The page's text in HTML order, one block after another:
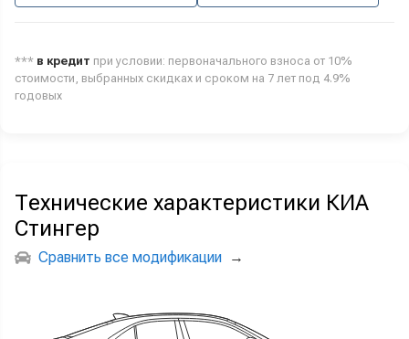
*** в кредит при условии: первоначального взноса от 10%
стоимости, выбранных скидках и сроком на 7 лет под 4.9%
годовых
Технические характеристики КИА
Стингер
Сравнить все модификации →